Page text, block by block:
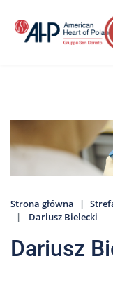
treści
Strefa
Pacjenta
O
nas
Marki
AHP
Strona główna
Dariusz Bielecki
Dariusz